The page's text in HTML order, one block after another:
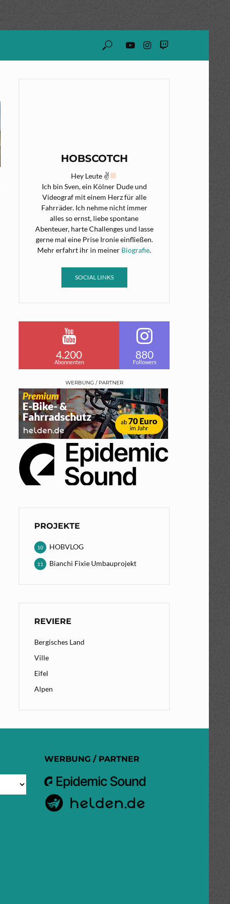
HOBSCOTCH
Hey Leute ✌
Ich bin Sven, ein Kölner Dude und
Videograf mit einem Herz für alle
Fahrräder. Ich nehme nicht immer
alles so ernst, liebe spontane
Abenteuer, harte Challenges und lasse
gerne mal eine Prise Ironie einfließen.
Mehr erfahrt ihr in meiner Biografie.
SOCIAL LINKS
4.200
Abonnenten
880
Followers
WERBUNG / PARTNER
PROJEKTE
HOBVLOG
10
Bianchi Fixie Umbauprojekt
11
REVIERE
Bergisches Land
Ville
Eifel
Alpen
WERBUNG / PARTNER